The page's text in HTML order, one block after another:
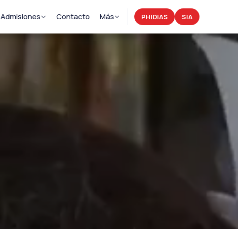
Admisiones Contacto Más PHIDIAS SIA